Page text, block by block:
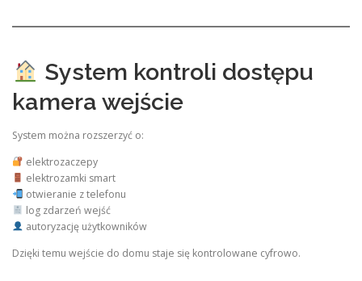
System kontroli dostępu
kamera wejście
System można rozszerzyć o:
elektrozaczepy
elektrozamki smart
otwieranie z telefonu
log zdarzeń wejść
autoryzację użytkowników
Dzięki temu wejście do domu staje się kontrolowane cyfrowo.